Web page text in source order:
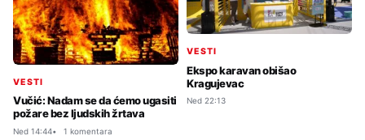
VESTI
Vučić: Nadam se da ćemo ugasiti
požare bez ljudskih žrtava
Ned 14:44 1 komentara
VESTI
Ekspo karavan obišao
Kragujevac
Ned 22:13